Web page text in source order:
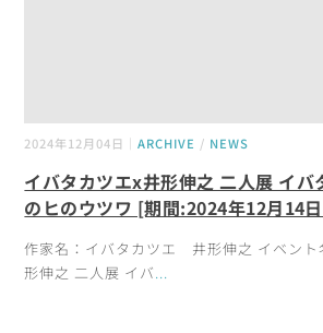
2024年12月04日｜ARCHIVE / NEWS
イバタカツエx井形伸之 二人展 イ
のヒのウツワ [期間:2024年12月14
作家名：イバタカツエ 井形伸之 イベント
形伸之 二人展 イバ...